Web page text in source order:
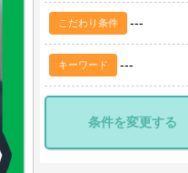
こだわり条件 ---
キーワード ---
条件を変更する